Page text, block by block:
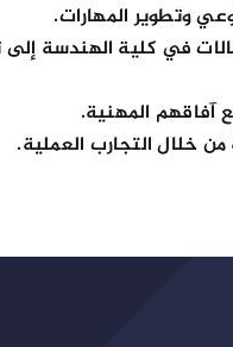
وتطوير المهارات.
في كلية الهندسة
آفاقهم المهنية.
خلال التجارب العملية.